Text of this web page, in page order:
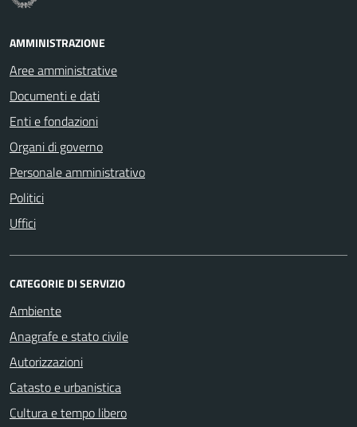
AMMINISTRAZIONE
Aree amministrative
Documenti e dati
Enti e fondazioni
Organi di governo
Personale amministrativo
Politici
Uffici
CATEGORIE DI SERVIZIO
Ambiente
Anagrafe e stato civile
Autorizzazioni
Catasto e urbanistica
Cultura e tempo libero